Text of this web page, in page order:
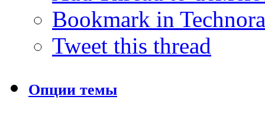
Bookmark in
Tweet this thread
Опции темы